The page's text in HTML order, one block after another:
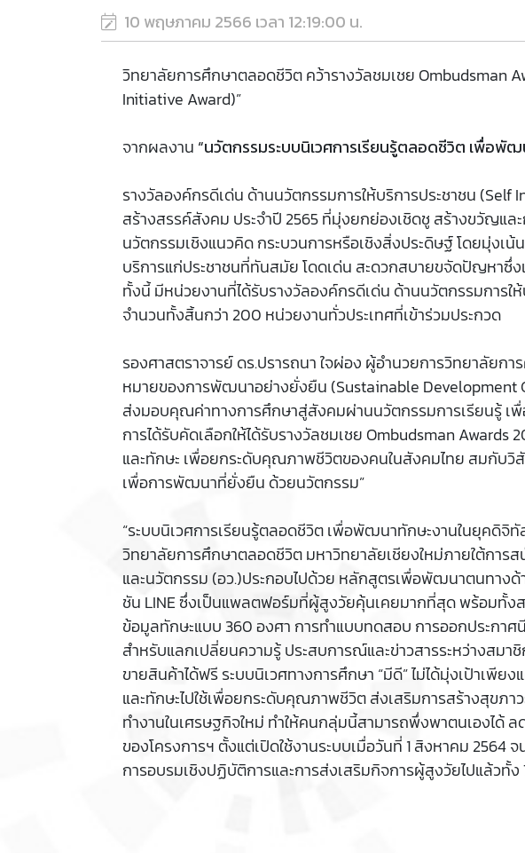
10 พฤษภาคม 2566 เวลา 12:19:00 น.
วิทยาลัยการศึกษาตลอดชีวิต คว้ารางวัลชมเชย Ombudsman
Initiative Award)”
จากผลงาน “นวัตกรรมระบบนิเวศการเรียนรู้ตลอดชีวิต เพื่อ
รางวัลองค์กรดีเด่น ด้านนวัตกรรมการให้บริการประชาชน
สร้างสรรค์สังคม ประจำปี 2565 ที่มุ่งยกย่องเชิดชู สร้างขวัญแล
นวัตกรรมเชิงแนวคิด กระบวนการหรือเชิงสิ่งประดิษฐ์ โดยมุ่งเ
บริการแก่ประชาชนที่ทันสมัย โดดเด่น สะดวกสบายขจัดปัญหาซึ่ง
ทั้งนี้ มีหน่วยงานที่ได้รับรางวัลองค์กรดีเด่น ด้านนวัตกรรมการ
จำนวนทั้งสิ้นกว่า 200 หน่วยงานทั่วประเทศที่เข้าร่วมประกวด
รองศาสตราจารย์ ดร.ปรารถนา ใจผ่อง ผู้อำนวยการวิทยาลัย
หมายของการพัฒนาอย่างยั่งยืน (Sustainable Development
ส่งมอบคุณค่าทางการศึกษาสู่สังคมผ่านนวัตกรรมการเรียนรู้ เพื่
การได้รับคัดเลือกให้ได้รับรางวัลชมเชย Ombudsman
และทักษะ เพื่อยกระดับคุณภาพชีวิตของคนในสังคมไทย สมกับ
เพื่อการพัฒนาที่ยั่งยืน ด้วยนวัตกรรม”
“ระบบนิเวศการเรียนรู้ตลอดชีวิต เพื่อพัฒนาทักษะงานในยุคดิ
วิทยาลัยการศึกษาตลอดชีวิต มหาวิทยาลัยเชียงใหม่ภายใต้การ
และนวัตกรรม (อว.)ประกอบไปด้วย หลักสูตรเพื่อพัฒนาตนทางด้
ชัน LINE ซึ่งเป็นแพลตฟอร์มที่ผู้สูงวัยคุ้นเคยมากที่สุด พร้อมทั้ง
ข้อมูลทักษะแบบ 360 องศา การทำแบบทดสอบ การออกประก
สำหรับแลกเปลี่ยนความรู้ ประสบการณ์และข่าวสารระหว่างสม
ขายสินค้าได้ฟรี ระบบนิเวศทางการศึกษา “มีดี” ไม่ได้มุ่งเป้าเพี
และทักษะไปใช้เพื่อยกระดับคุณภาพชีวิต ส่งเสริมการสร้างสุข
ทำงานในเศรษฐกิจใหม่ ทำให้คนกลุ่มนี้สามารถพึ่งพาตนเองได้
ของโครงการฯ ตั้งแต่เปิดใช้งานระบบเมื่อวันที่ 1 สิงหาคม
การอบรมเชิงปฏิบัติการและการส่งเสริมกิจการผู้สูงวัยไปแล้วทั้ง